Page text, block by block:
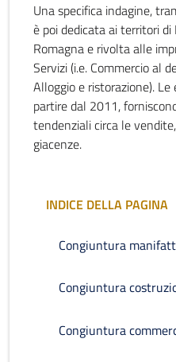
Una specifica indagine,
è poi dedicata ai territori
Romagna e rivolta alle
Servizi (i.e. Commercio al
Alloggio e ristorazione).
partire dal 2011,
tendenziali circa le
giacenze.
INDICE DELLA PAGINA
Congiuntura
Congiuntura
Congiuntura